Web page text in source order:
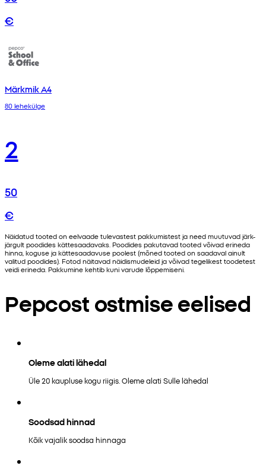
€
Märkmik A4
80 lehekülge
2
50
€
Näidatud tooted on eelvaade tulevastest pakkumistest ja need muutuvad järk-
järgult poodides kättesaadavaks. Poodides pakutavad tooted võivad erineda
hinna, koguse ja kättesaadavuse poolest (mõned tooted on saadaval ainult
valitud poodides). Fotod näitavad näidismudeleid ja võivad tegelikest toodetest
veidi erineda. Pakkumine kehtib kuni varude lõppemiseni.
Pepcost ostmise eelised
Oleme alati lähedal
Üle 20 kaupluse kogu riigis. Oleme alati Sulle lähedal
Soodsad hinnad
Kõik vajalik soodsa hinnaga